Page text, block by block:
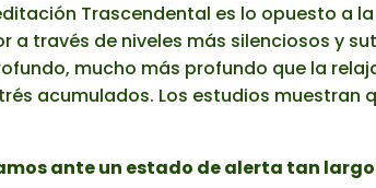
Trascendental es lo opuesto a
través de niveles más silenciosos y
mucho más profundo que la
acumulados. Los estudios muestran
ante un estado de alerta tan